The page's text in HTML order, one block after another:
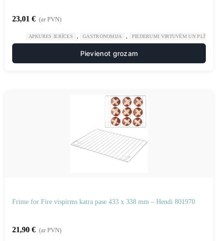
23,01 € (ar PVN)
APKURES IERĪCES GASTRONOMIJA PIEDERUMI VIRTUVĒM UN PLĪTĪM
Pievienot grozam
Frime for Fire vispirms katra pase 433 x 338 mm – Hendi 801970
21,90 € (ar PVN)